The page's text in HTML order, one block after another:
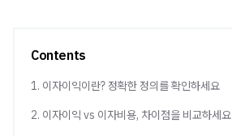
Contents
1. 이자이익이란? 정확한 정의를 확인하세요
2. 이자이익 vs 이자비용, 차이점을 비교하세요